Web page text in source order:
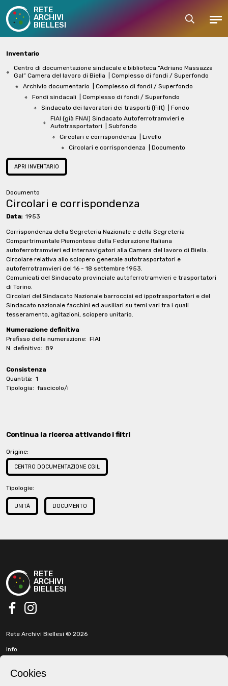
RETE
ARCHIVI
BIELLESI
Cerca
Inventario
Centro di documentazione sindacale e biblioteca “Adriano Massazza
Gal” Camera del lavoro di Biella
| Complesso di fondi / Superfondo
Archivio documentario
| Complesso di fondi / Superfondo
Fondi sindacali
| Complesso di fondi / Superfondo
Sindacato dei lavoratori dei trasporti (Filt)
| Fondo
FIAI (già FNAI) Sindacato Autoferrotramvieri e
Autotrasportatori
| Subfondo
Circolari e corrispondenza
| Livello
Circolari e corrispondenza
| Documento
APRI INVENTARIO
Documento
Circolari e corrispondenza
Data: 1953
Corrispondenza della Segreteria Nazionale e della Segreteria
Compartrimentale Piemontese della Federazione Italiana
autoferrotramvieri ed internavigatori alla Camera del lavoro di Biella.
Circolare relativa allo sciopero generale autotrasportatori e
autoferrotramvieri del 16 - 18 settembre 1953.
Comunicati del Sindacato provinciale autoferrotramvieri e trasportatori
di Torino.
Circolari del Sindacato Nazionale barrocciai ed ippotrasportatori e del
Sindacato nazionale facchini ed ausiliari su temi vari tra i quali
tesseramento, agitazioni, sciopero unitario.
Numerazione definitiva
Prefisso della numerazione: FIAI
N. definitivo: 89
Consistenza
Quantità: 1
Tipologia: fascicolo/i
Continua la ricerca attivando i filtri
Origine:
CENTRO DOCUMENTAZIONE CGIL
Tipologie:
UNITÀ DOCUMENTO
RETE
ARCHIVI
BIELLESI
Rete Archivi Biellesi © 2026
info:
fabbricadellaruota@gmail.com
t. +39 3513902199
Cookies